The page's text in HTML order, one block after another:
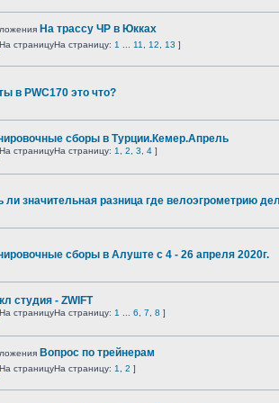
На трассу ЧР в Юкках
На страницу: 1 11 12 13 ]
в PWC170 это что?
сборы в Турции.Кемер.Апрель
На страницу: 1 2 3 4 ]
ли значительная разница где велоэгрометрию
сборы в Алуште c 4 - 26 апреля 2020г.
студия - ZWIFT
На страницу: 1 6 7 8 ]
Вопрос по трейнерам
На страницу: 1 2 ]